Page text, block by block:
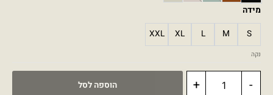
מידה
S
M
L
XL
XXL
נקה
-
+ הוספה לסל